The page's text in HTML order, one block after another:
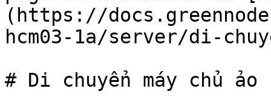
(https://
hcm03-1a/server/di-
# Di chuyển máy chủ ảo